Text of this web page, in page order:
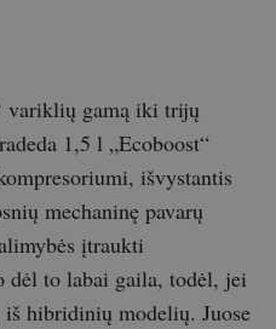
variklių gamą iki trijų
1,5 l „Ecoboost“
išvystantis
mechaninę pavarų
įtraukti
dėl to labai gaila, todėl, jei
hibridinių modelių. Juose